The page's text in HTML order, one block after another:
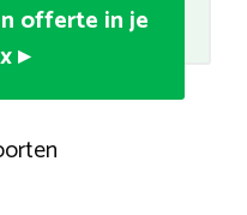
offerte in je
▸